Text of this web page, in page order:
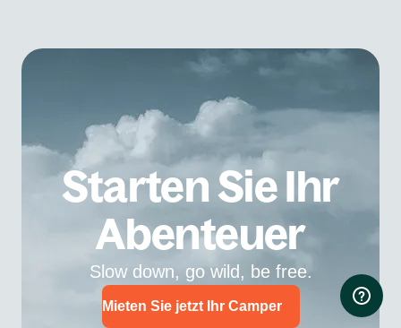
Starten Sie Ihr
Abenteuer
Slow down, go wild, be free.
Mieten Sie jetzt Ihr Camper